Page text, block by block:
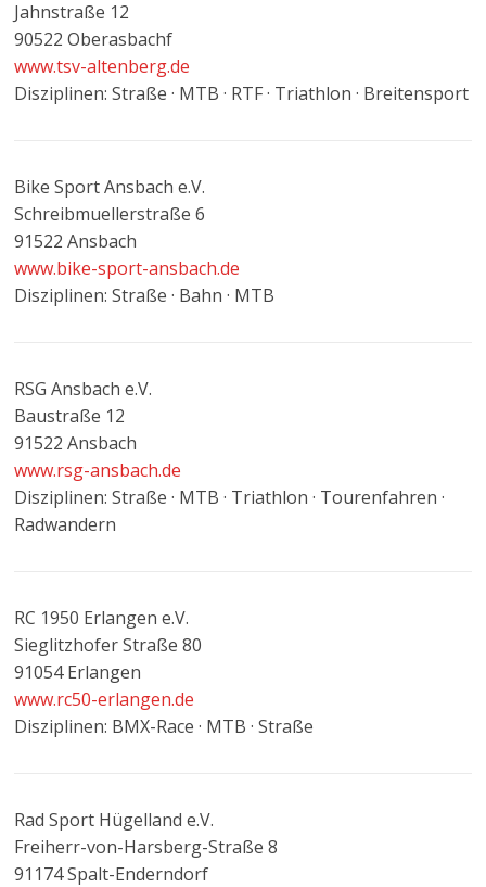
Jahnstraße 12
90522 Oberasbachf
www.tsv-altenberg.de
Disziplinen: Straße · MTB · RTF · Triathlon · Breitensport
Bike Sport Ansbach e.V.
Schreibmuellerstraße 6
91522 Ansbach
www.bike-sport-ansbach.de
Disziplinen: Straße · Bahn · MTB
RSG Ansbach e.V.
Baustraße 12
91522 Ansbach
www.rsg-ansbach.de
Disziplinen: Straße · MTB · Triathlon · Tourenfahren ·
Radwandern
RC 1950 Erlangen e.V.
Sieglitzhofer Straße 80
91054 Erlangen
www.rc50-erlangen.de
Disziplinen: BMX-Race · MTB · Straße
Rad Sport Hügelland e.V.
Freiherr-von-Harsberg-Straße 8
91174 Spalt-Enderndorf